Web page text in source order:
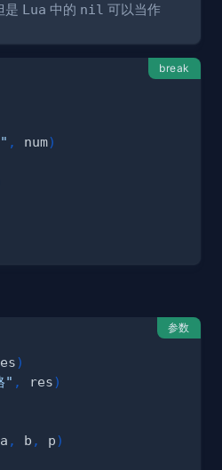
是 Lua 中的 nil 可以当作
break
, num)
参数
)
" , res)
a , b , p)